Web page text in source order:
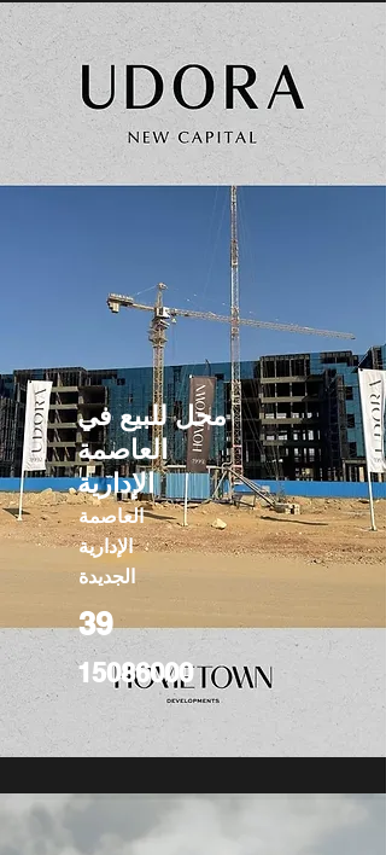
محل للبيع في
العاصمة
الإدارية
العاصمة
الإدارية
الجديدة
39
15086000